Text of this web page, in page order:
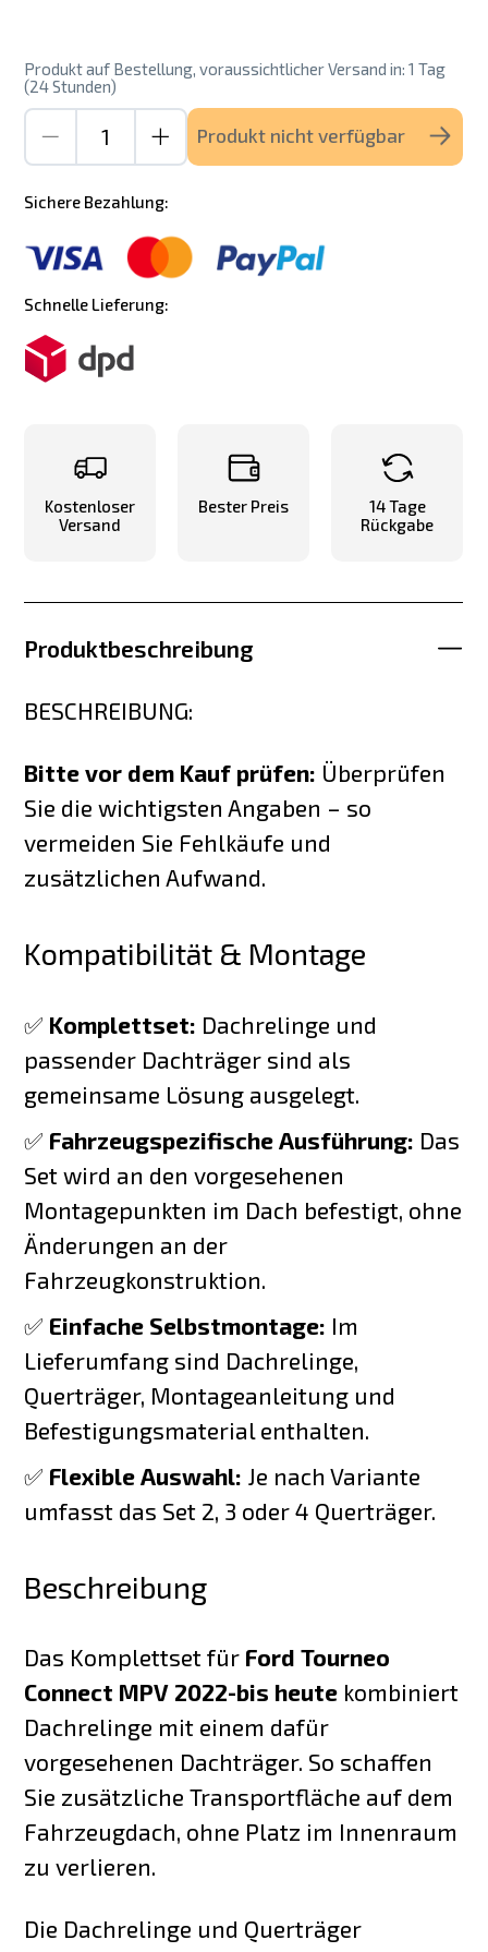
Produkt auf Bestellung, voraussichtlicher Versand in: 1 Tag
(24 Stunden)
Produkt nicht verfügbar
Sichere Bezahlung:
Schnelle Lieferung:
Kostenloser
Versand
Bester Preis
14 Tage
Rückgabe
Produktbeschreibung
BESCHREIBUNG:
Bitte vor dem Kauf prüfen: Überprüfen
Sie die wichtigsten Angaben – so
vermeiden Sie Fehlkäufe und
zusätzlichen Aufwand.
Kompatibilität & Montage
✅ Komplettset: Dachrelinge und
passender Dachträger sind als
gemeinsame Lösung ausgelegt.
✅ Fahrzeugspezifische Ausführung: Das
Set wird an den vorgesehenen
Montagepunkten im Dach befestigt, ohne
Änderungen an der
Fahrzeugkonstruktion.
✅ Einfache Selbstmontage: Im
Lieferumfang sind Dachrelinge,
Querträger, Montageanleitung und
Befestigungsmaterial enthalten.
✅ Flexible Auswahl: Je nach Variante
umfasst das Set 2, 3 oder 4 Querträger.
Beschreibung
Das Komplettset für Ford Tourneo
Connect MPV 2022-bis heute kombiniert
Dachrelinge mit einem dafür
vorgesehenen Dachträger. So schaffen
Sie zusätzliche Transportfläche auf dem
Fahrzeugdach, ohne Platz im Innenraum
zu verlieren.
Die Dachrelinge und Querträger